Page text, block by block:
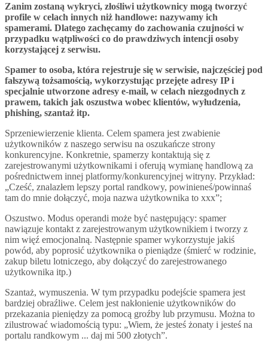
Zanim zostaną wykryci, złośliwi użytkownicy mogą tworzyć
profile w celach innych niż handlowe: nazywamy ich
spamerami. Dlatego zachęcamy do zachowania czujności w
przypadku wątpliwości co do prawdziwych intencji osoby
korzystającej z serwisu.
Spamer to osoba, która rejestruje się w serwisie, najczęściej pod
fałszywą tożsamością, wykorzystując przejęte adresy IP i
specjalnie utworzone adresy e-mail, w celach niezgodnych z
prawem, takich jak oszustwa wobec klientów, wyłudzenia,
phishing, szantaż itp.
Sprzeniewierzenie klienta. Celem spamera jest zwabienie
użytkowników z naszego serwisu na oszukańcze strony
konkurencyjne. Konkretnie, spamerzy kontaktują się z
zarejestrowanymi użytkownikami i oferują wymianę handlową za
pośrednictwem innej platformy/konkurencyjnej witryny. Przykład:
„Cześć, znalazłem lepszy portal randkowy, powinieneś/powinnaś
tam do mnie dołączyć, moja nazwa użytkownika to xxx”;
Oszustwo. Modus operandi może być następujący: spamer
nawiązuje kontakt z zarejestrowanym użytkownikiem i tworzy z
nim więź emocjonalną. Następnie spamer wykorzystuje jakiś
powód, aby poprosić użytkownika o pieniądze (śmierć w rodzinie,
zakup biletu lotniczego, aby dołączyć do zarejestrowanego
użytkownika itp.)
Szantaż, wymuszenia. W tym przypadku podejście spamera jest
bardziej obraźliwe. Celem jest nakłonienie użytkowników do
przekazania pieniędzy za pomocą groźby lub przymusu. Można to
zilustrować wiadomością typu: „Wiem, że jesteś żonaty i jesteś na
portalu randkowym ... daj mi 500 złotych”.